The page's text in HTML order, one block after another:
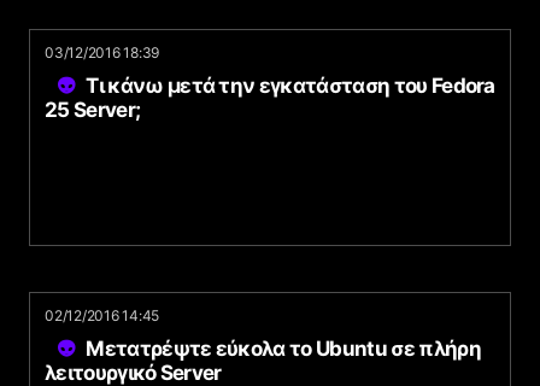
03/12/2016 18:39
Τι κάνω μετά την εγκατάσταση του Fedora
25 Server;
02/12/2016 14:45
Μετατρέψτε εύκολα το Ubuntu σε πλήρη
λειτουργικό Server